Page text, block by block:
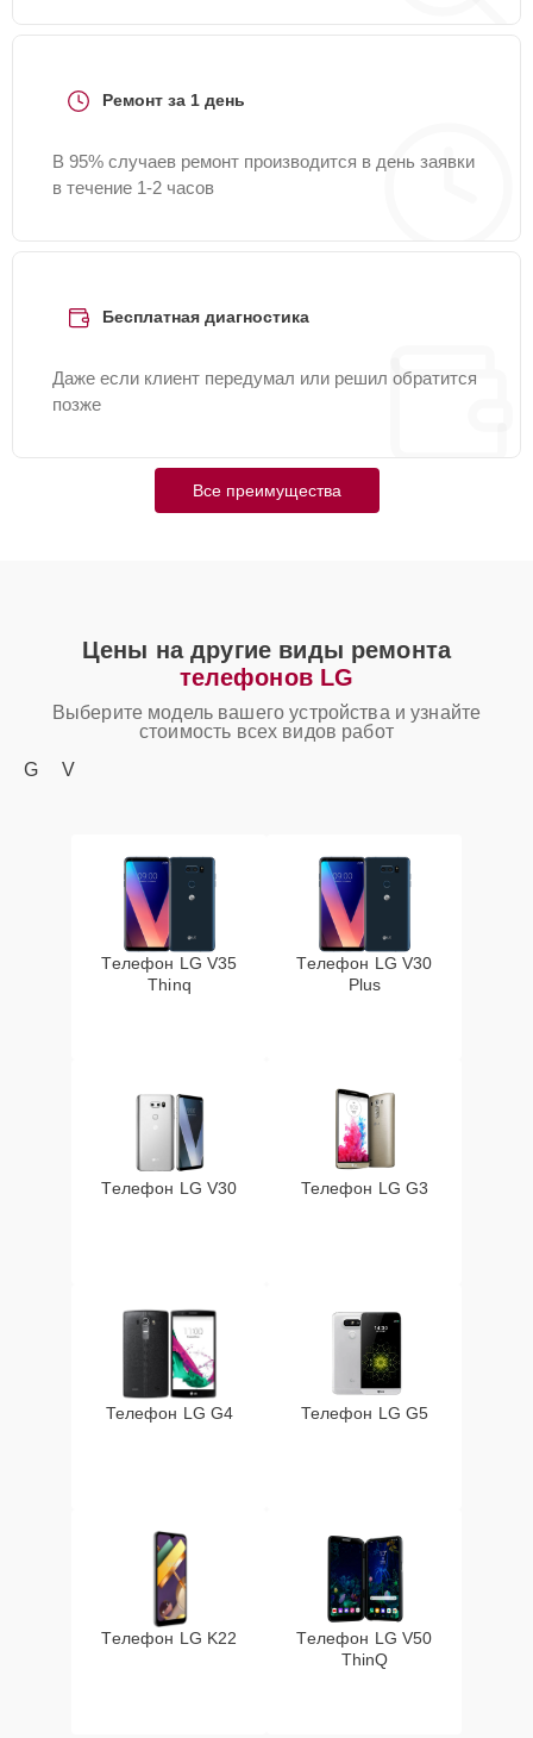
Ремонт за 1 день
В 95% случаев ремонт производится в день заявки
в течение 1-2 часов
Бесплатная диагностика
Даже если клиент передумал или решил обратится
позже
Все преимущества
Цены на другие виды ремонта
телефонов LG
Выберите модель вашего устройства и узнайте
стоимость всех видов работ
G
V
Телефон LG V35
Thinq
Телефон LG V30
Plus
Телефон LG V30 Телефон LG G3
Телефон LG G4 Телефон LG G5
Телефон LG K22
Телефон LG V50
ThinQ